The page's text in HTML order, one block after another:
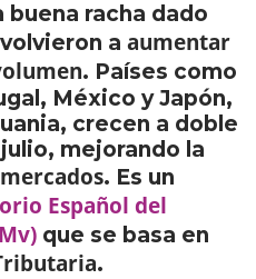
buena racha dado
a aumentar
. Países como
México y Japón,
crecen a doble
mejorando la
. Es un
Español del
que se basa en
.